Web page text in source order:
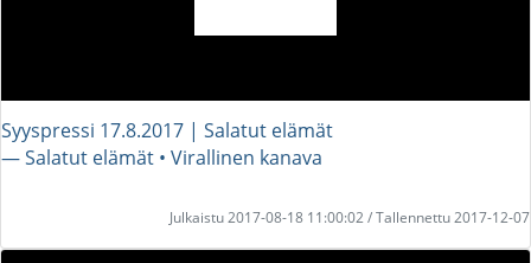
Syyspressi 17.8.2017 | Salatut elämät
― Salatut elämät • Virallinen kanava
Julkaistu 2017-08-18 11:00:02 / Tallennettu 2017-12-07